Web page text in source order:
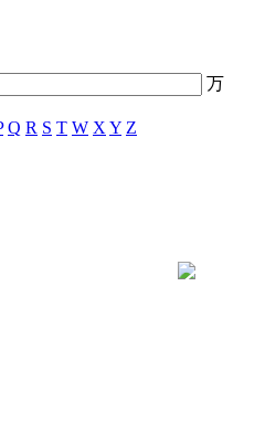
万
Q R S T W X Y Z